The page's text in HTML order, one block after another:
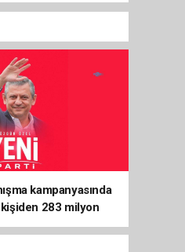
kampanyasında
283 milyon